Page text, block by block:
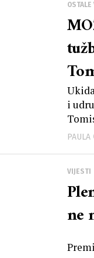
OSTALE
i
PAULA
VIJESTI
ne